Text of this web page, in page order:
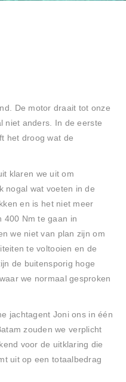
De motor draait tot onze
niet anders. In de eerste
het droog wat de
klaren we uit om
nogal wat voeten in de
en is het niet meer
400 Nm te gaan in
we niet van plan zijn om
te voltooien en de
de buitensporig hoge
we normaal gesproken
jachtagent Joni ons in één
zouden we verplicht
voor de uitklaring die
uit op een totaalbedrag